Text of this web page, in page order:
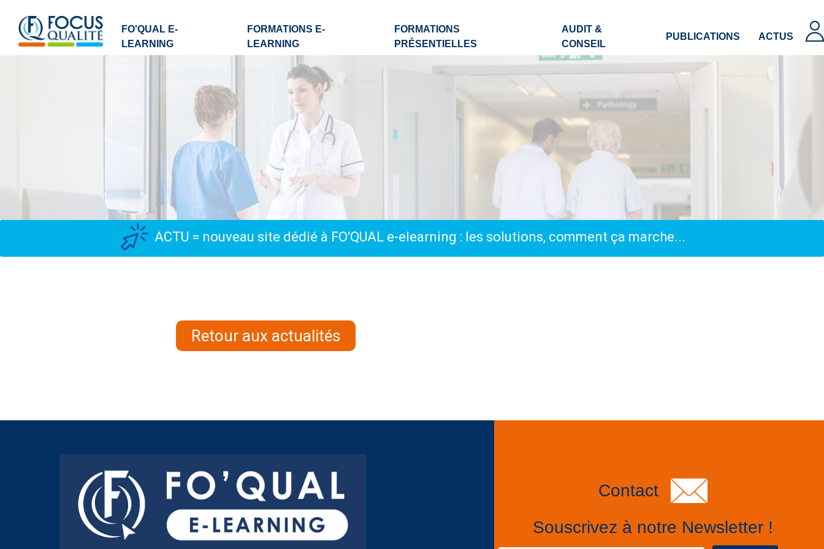
FO'QUAL E-
LEARNING
FORMATIONS E-
LEARNING
FORMATIONS
PRÉSENTIELLES
AUDIT &
CONSEIL
PUBLICATIONS ACTUS
ACTU = nouveau site dédié à FO'QUAL e-elearning : les solutions, comment ça marche...
Retour aux actualités
Contact
Souscrivez à notre Newsletter !